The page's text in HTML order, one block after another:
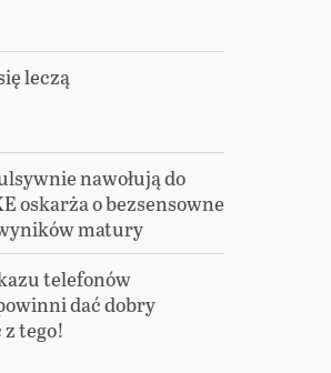
leczą
nawołują do
oskarża o bezsensowne
matury
telefonów
dać dobry
tego!